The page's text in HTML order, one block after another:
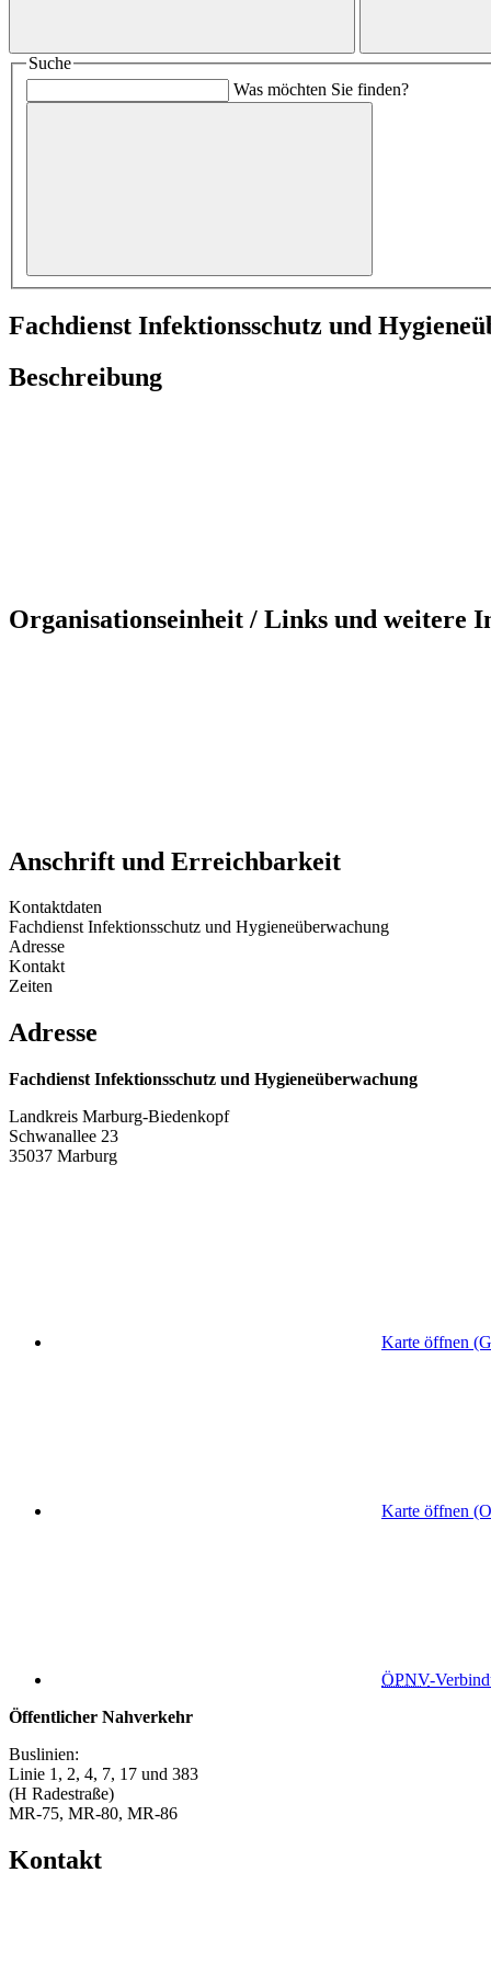
Suche
Was möchten Sie finden?
Fachdienst Infektionsschutz und
Beschreibung
Organisationseinheit / Links und weitere
Anschrift und Erreichbarkeit
Kontaktdaten
Fachdienst Infektionsschutz und Hygieneüberwachung
Adresse
Kontakt
Zeiten
Adresse
Fachdienst Infektionsschutz und Hygieneüberwachung
Landkreis Marburg-Biedenkopf
Schwanallee 23
35037 Marburg
Karte öffnen
Karte öffnen
ÖPNV-
Öffentlicher Nahverkehr
Buslinien:
Linie 1, 2, 4, 7, 17 und 383
(H Radestraße)
MR-75, MR-80, MR-86
Kontakt